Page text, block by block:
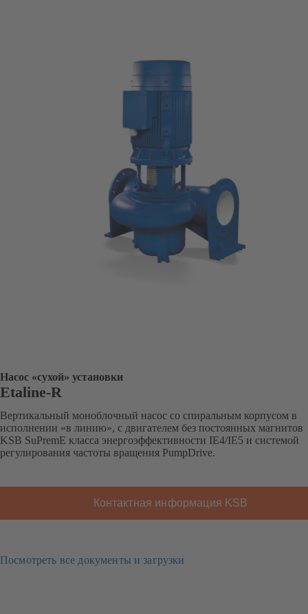
Насос «сухой» установки
Etaline-R
Вертикальный моноблочный насос со спиральным корпусом в
исполнении «в линию», с двигателем без постоянных магнитов
KSB SuPremE класса энергоэффективности IE4/IE5 и системой
регулирования частоты вращения PumpDrive.
Контактная информация KSB
Посмотреть все документы и загрузки